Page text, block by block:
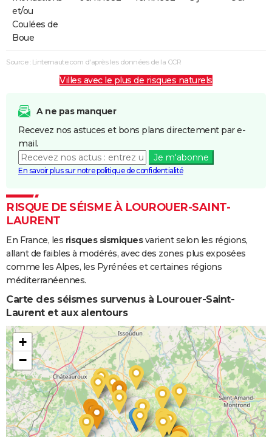
et/ou
Coulées de
Boue
Source : Linternaute.com d'après les données de la CCR
Villes avec le plus de risques naturels
A ne pas manquer
Recevez nos astuces et bons plans directement par e-
mail.
Je m'abonne
En savoir plus sur notre politique de confidentialité
RISQUE DE SÉISME À LOUROUER-SAINT-
LAURENT
En France, les risques sismiquesvarient selon les régions,
allant de faibles à modérés, avec des zones plus exposées
comme les Alpes, les Pyrénées et certaines régions
méditerranéennes.
Carte des séismes survenus à Lourouer-Saint-
Laurent et aux alentours
+
−